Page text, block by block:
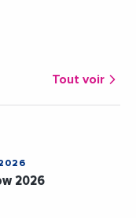
Tout voir
2026